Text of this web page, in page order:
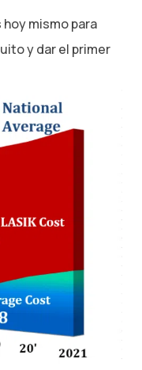
mismo para
y dar el primer